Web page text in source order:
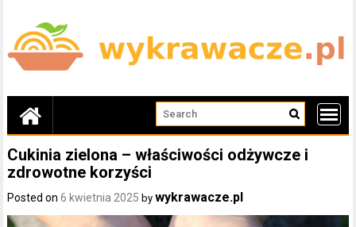
content
Cukinia zielona – właściwości odżywcze i
zdrowotne korzyści
Posted on6 kwietnia 2025 bywykrawacze.pl